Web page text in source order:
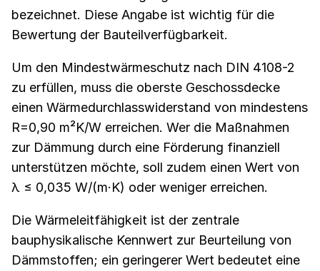
bezeichnet. Diese Angabe ist wichtig für die
Bewertung der Bauteilverfügbarkeit.
Um den Mindestwärmeschutz nach DIN 4108-2
zu erfüllen, muss die oberste Geschossdecke
einen Wärmedurchlasswiderstand von mindestens
R=0,90 m²K/W erreichen. Wer die Maßnahmen
zur Dämmung durch eine Förderung finanziell
unterstützen möchte, soll zudem einen Wert von
λ ≤ 0,035 W/(m·K) oder weniger erreichen.
Die Wärmeleitfähigkeit ist der zentrale
bauphysikalische Kennwert zur Beurteilung von
Dämmstoffen; ein geringerer Wert bedeutet eine